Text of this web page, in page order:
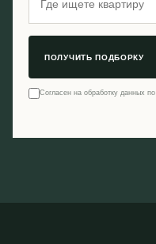
ПОЛУЧИТЬ ПОДБОРКУ
Согласен на обработку данных по